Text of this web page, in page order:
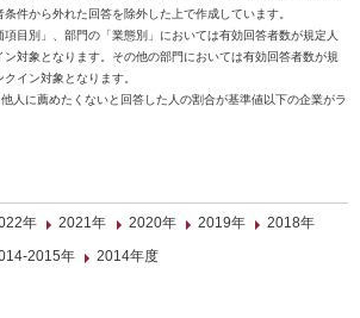
件から外れた回答を除外した上で作成しています。
目別」、部門の「業態別」においては有効回答者数が規定人
対象となります。その他の部門においては有効回答者数が規
イン対象となります。
人に薦めたくないと回答した人の割合が基準値以下の企業がラ
年 2021年 2020年 2019年
2018年
2015年 2014年度